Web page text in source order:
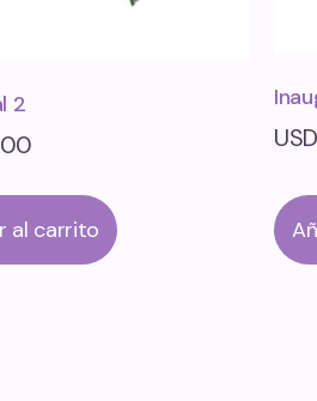
2
al carrito
USD